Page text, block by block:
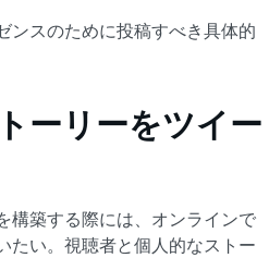
ンスのために投稿すべき具体的
ーリーをツイー
構築する際には、オンラインで
たい。視聴者と個人的なストー